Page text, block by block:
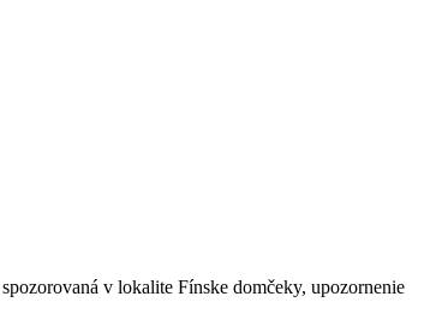
v lokalite Fínske domčeky, upozornenie